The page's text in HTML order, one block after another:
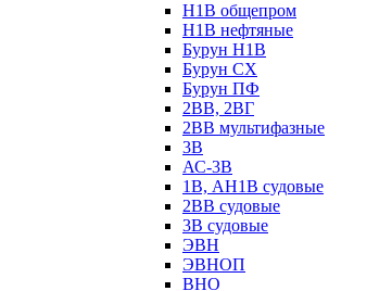
Н1В общепром
Н1В нефтяные
Бурун Н1В
Бурун СХ
Бурун ПФ
2ВВ, 2ВГ
2ВВ мультифазные
3В
АС-3В
1В, АН1В судовые
2ВВ судовые
3В судовые
ЭВН
ЭВНОП
ВНО